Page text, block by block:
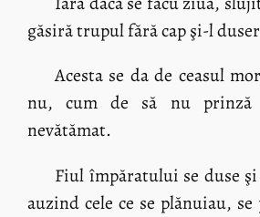
găsiră trupul fără cap şi-l
Acesta se da de ceasul
nu, cum de să nu
nevătămat.
Fiul împăratului se duse
auzind cele ce se plănuiau,